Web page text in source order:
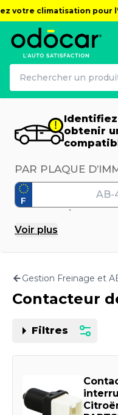
climatisation pour
obtenir
PAR PLAQUE
F
Motorisation
Voir plus
Gestion Freinage et
Contacteur
Filtres